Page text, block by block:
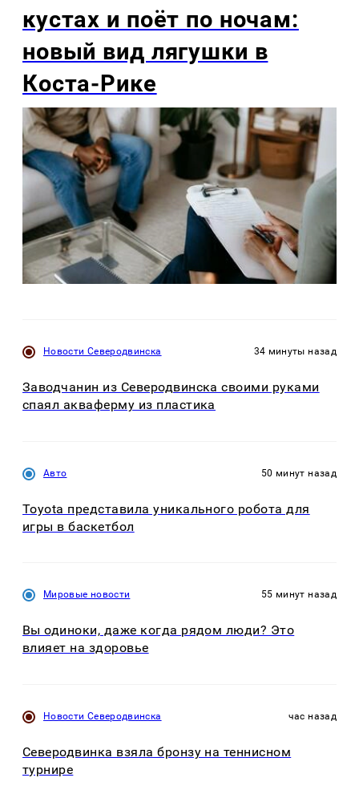
кустах и поёт по ночам:
новый вид лягушки в
Коста-Рике
Новости Северодвинска 34 минуты назад
Заводчанин из Северодвинска своими руками
спаял акваферму из пластика
Авто 50 минут назад
Toyota представила уникального робота для
игры в баскетбол
Мировые новости 55 минут назад
Вы одиноки, даже когда рядом люди? Это
влияет на здоровье
Новости Северодвинска час назад
Северодвинка взяла бронзу на теннисном
турнире